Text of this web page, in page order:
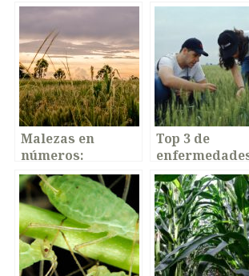
Malezas en
números:
resistencias,
distribución y
presencia
Top 3 de
trigo